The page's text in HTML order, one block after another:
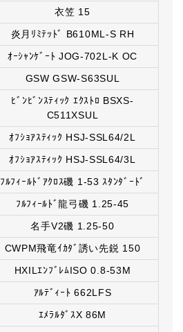
衣笠 15
炎月ﾘﾐﾃｯﾄﾞ B610ML-S RH
ｵｰｼｬﾝｹﾞｰﾄ JOG-702L-K OC
GSW GSW-S63SUL
ﾋﾞﾝﾋﾞﾝｽﾃｨｯｸ ｴｸｽﾄﾛ BSXS-
C511XSUL
ｵﾌｼｮｱｽﾃｨｯｸ HSJ-SSL64/2L
ｵﾌｼｮｱｽﾃｨｯｸ HSJ-SSL64/3L
ﾌﾙﾌｨｰﾙﾄﾞｱｸﾛｽ磯 1-53 ｽﾀﾝﾀﾞｰﾄﾞ
ﾌﾙﾌｨｰﾙﾄﾞ龍弓磯 1.25-45
名手V2磯 1.25-50
CWPM飛竜ｲｶﾀﾞ誘い先鋭 150
HXILｴﾝﾌﾞﾚﾑISO 0.8-53M
ｱﾙﾃﾞｨｰﾄ 662LFS
ｴﾒﾗﾙﾀﾞｽX 86M